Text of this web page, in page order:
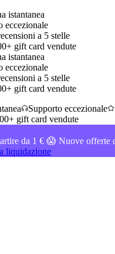
istantanea
eccezionale
a 5 stelle
gift card vendute
istantanea
eccezionale
a 5 stelle
gift card vendute
Supporto eccezionale
gift card vendute
da 1 € 😱 Nuove offerte
liquidazione